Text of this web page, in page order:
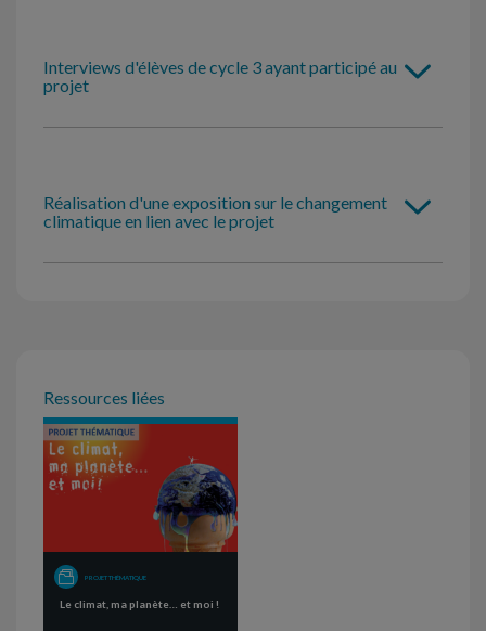
Interviews d'élèves de cycle 3 ayant participé au
projet
Réalisation d'une exposition sur le changement
climatique en lien avec le projet
Ressources liées
PROJET THÉMATIQUE
Le climat, ma planète… et moi !